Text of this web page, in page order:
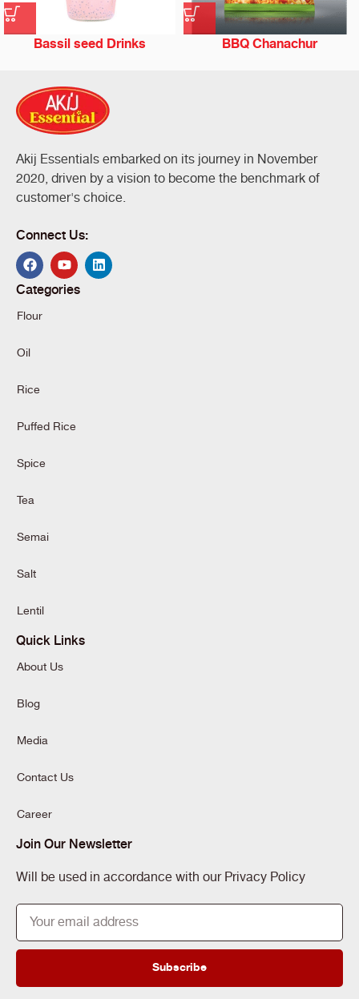
Bassil seed Drinks BBQ Chanachur
Akij Essentials embarked on its journey in November
2020, driven by a vision to become the benchmark of
customer's choice.
Connect Us:
Categories
Flour
Oil
Rice
Puffed Rice
Spice
Tea
Semai
Salt
Lentil
Quick Links
About Us
Blog
Media
Contact Us
Career
Join Our Newsletter
Will be used in accordance with our Privacy Policy
Subscribe